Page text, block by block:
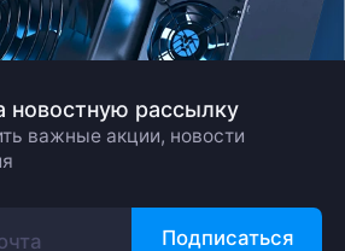
новостную рассылку
важные акции, новости
Подписаться